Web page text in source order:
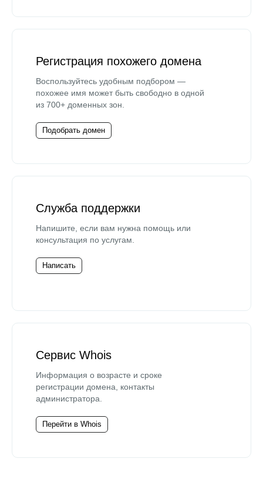
Регистрация похожего домена
Воспользуйтесь удобным подбором —
похожее имя может быть свободно в одной
из 700+ доменных зон.
Подобрать домен
Служба поддержки
Напишите, если вам нужна помощь или
консультация по услугам.
Написать
Сервис Whois
Информация о возрасте и сроке
регистрации домена, контакты
администратора.
Перейти в Whois